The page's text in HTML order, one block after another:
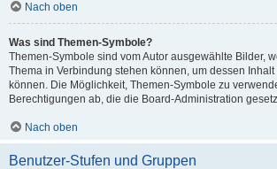
Nach oben
Was sind Themen-Symbole?
Themen-Symbole sind vom Autor ausgewählte Bilder,
Thema in Verbindung stehen können, um dessen
können. Die Möglichkeit, Themen-Symbole zu
Berechtigungen ab, die die Board-Administration
Nach oben
Benutzer-Stufen und Gruppen